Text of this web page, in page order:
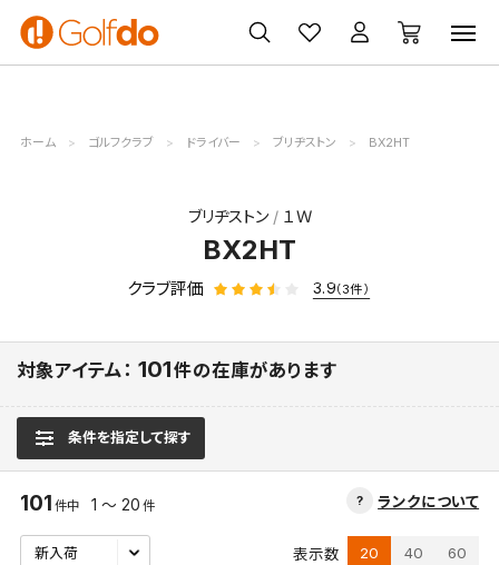
ゴルフ
クラブ
ゴルフ用品
買取
無料査定
クーポン
一覧
ホーム ゴルフクラブ ドライバー ブリヂストン BX2HT
ブリヂストン １Ｗ
BX2HT
クラブ評価 3.9（3件）
対象アイテム： 101件の在庫があります
条件を指定して探す
ランクについて
101 件中 1 ～ 20 件
表示数 20 40 60